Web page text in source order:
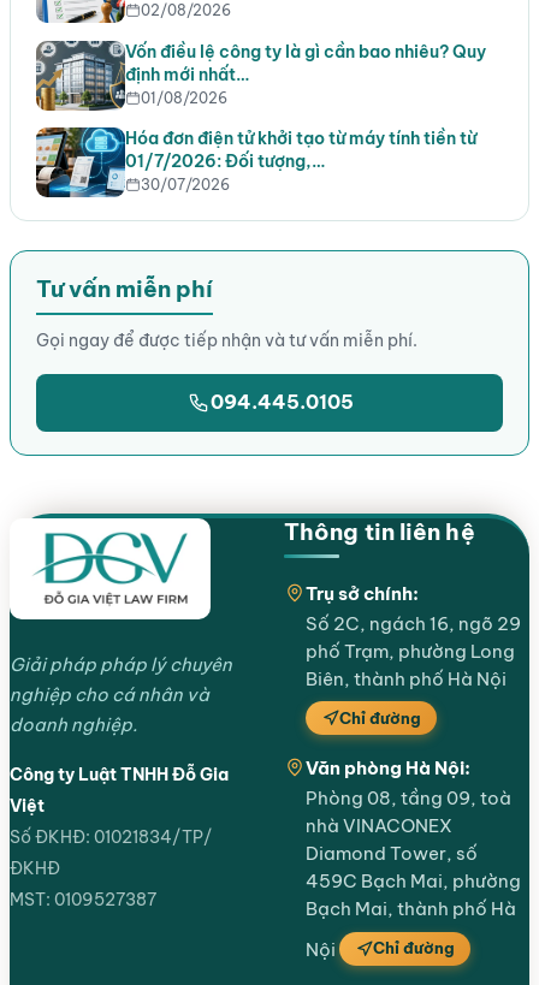
02/08/2026
Vốn điều lệ công ty là gì cần bao nhiêu? Quy
định mới nhất…
01/08/2026
Hóa đơn điện tử khởi tạo từ máy tính tiền từ
01/7/2026: Đối tượng,…
30/07/2026
Tư vấn miễn phí
Gọi ngay để được tiếp nhận và tư vấn miễn phí.
094.445.0105
Giải pháp pháp lý chuyên
nghiệp cho cá nhân và
doanh nghiệp.
Công ty Luật TNHH Đỗ Gia
Việt
Số ĐKHĐ: 01021834/TP/
ĐKHĐ
MST: 0109527387
Thông tin liên hệ
Trụ sở chính:
Số 2C, ngách 16, ngõ 29
phố Trạm, phường Long
Biên, thành phố Hà Nội
Chỉ đường
Văn phòng Hà Nội:
Phòng 08, tầng 09, toà
nhà VINACONEX
Diamond Tower, số
459C Bạch Mai, phường
Bạch Mai, thành phố Hà
Nội
Chỉ đường